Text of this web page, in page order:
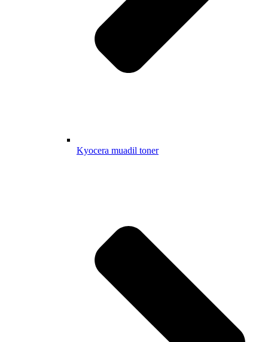
Kyocera muadil toner